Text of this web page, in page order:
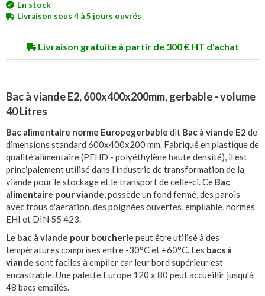
En stock
Livraison sous 4 à 5 jours ouvrés
Livraison gratuite à partir de 300 € HT d'achat
Bac à viande E2, 600x400x200mm, gerbable - volume
40 Litres
Bac alimentaire norme Europegerbable dit Bac à viande E2 de
dimensions standard 600x400x200 mm. Fabriqué en plastique de
qualité alimentaire (PEHD - polyéthylène haute densité), il est
principalement utilisé dans l'industrie de transformation de la
viande pour le stockage et le transport de celle-ci. Ce Bac
alimentaire pour viande, possède un fond fermé, des parois
avec trous d'aération, des poignées ouvertes, empilable, normes
EHI et DIN 55 423.
Le bac à viande pour boucherie peut être utilisé à des
températures comprises entre -30°C et +60°C. Les bacs à
viande sont faciles à empiler car leur bord supérieur est
encastrable. Une palette Europe 120 x 80 peut accueillir jusqu'à
48 bacs empilés.